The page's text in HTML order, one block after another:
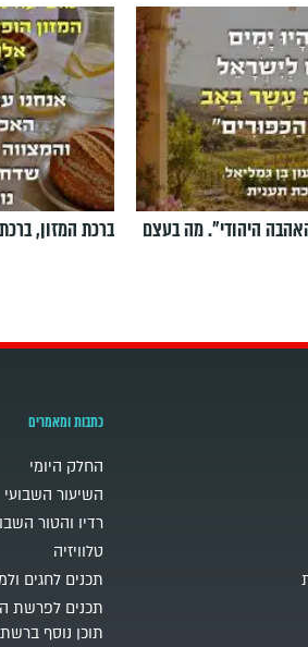
היהודי". מה בעצם
ברכת המזון,
כתבות ומאמרים
החלק היומי
השיעור השבועי
רדיו והטור
טלוויזיה
תכנים לחגים
תכנים לפרשת
תוכן נוסף ברשת